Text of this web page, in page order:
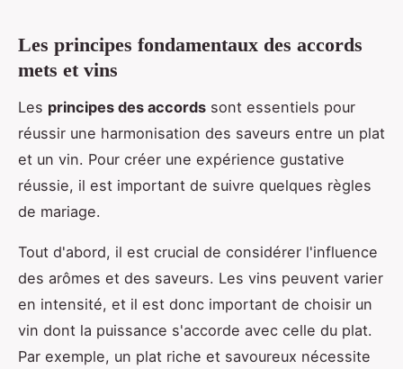
Les principes fondamentaux des accords
mets et vins
Les principes des accords sont essentiels pour
réussir une harmonisation des saveurs entre un plat
et un vin. Pour créer une expérience gustative
réussie, il est important de suivre quelques règles
de mariage.
Tout d'abord, il est crucial de considérer l'influence
des arômes et des saveurs. Les vins peuvent varier
en intensité, et il est donc important de choisir un
vin dont la puissance s'accorde avec celle du plat.
Par exemple, un plat riche et savoureux nécessite